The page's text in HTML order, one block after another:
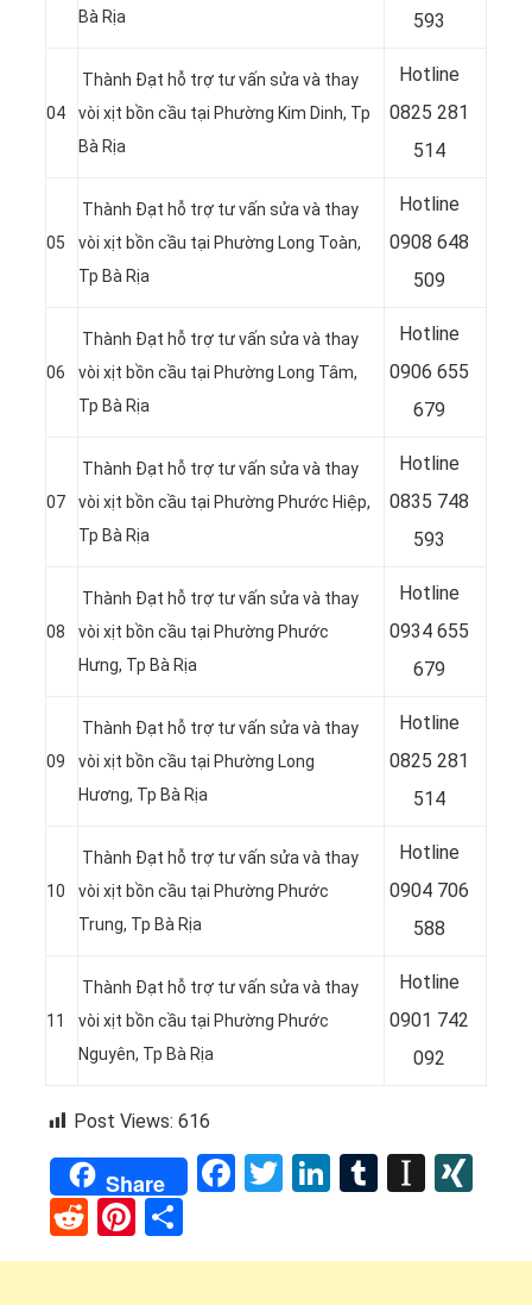
Bà Rịa
593
04
Thành Đạt hỗ trợ tư vấn sửa và thay
vòi xịt bồn cầu tại Phường Kim Dinh, Tp
Bà Rịa
Hotline
0825 281
514
05
Thành Đạt hỗ trợ tư vấn sửa và thay
vòi xịt bồn cầu tại Phường Long Toàn,
Tp Bà Rịa
Hotline
0908 648
509
06
Thành Đạt hỗ trợ tư vấn sửa và thay
vòi xịt bồn cầu tại Phường Long Tâm,
Tp Bà Rịa
Hotline
0906 655
679
07
Thành Đạt hỗ trợ tư vấn sửa và thay
vòi xịt bồn cầu tại Phường Phước Hiệp,
Tp Bà Rịa
Hotline
0835 748
593
08
Thành Đạt hỗ trợ tư vấn sửa và thay
vòi xịt bồn cầu tại Phường Phước
Hưng, Tp Bà Rịa
Hotline
0934 655
679
09
Thành Đạt hỗ trợ tư vấn sửa và thay
vòi xịt bồn cầu tại Phường Long
Hương, Tp Bà Rịa
Hotline
0825 281
514
10
Thành Đạt hỗ trợ tư vấn sửa và thay
vòi xịt bồn cầu tại Phường Phước
Trung, Tp Bà Rịa
Hotline
0904 706
588
11
Thành Đạt hỗ trợ tư vấn sửa và thay
vòi xịt bồn cầu tại Phường Phước
Nguyên, Tp Bà Rịa
Hotline
0901 742
092
Post Views: 616
Share Facebook
TwitterLinkedIn
Tumblr
RedditPinterest